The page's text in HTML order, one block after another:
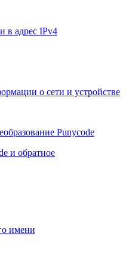
в адрес IPv4
о сети и устройстве
Punycode
и обратное
имени